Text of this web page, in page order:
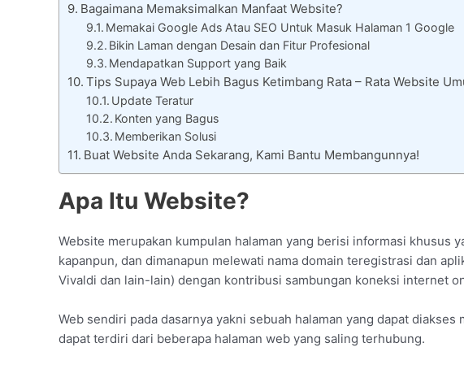
Bagaimana Memaksimalkan Manfaat Website?
Memakai Google Ads Atau SEO Untuk Masuk Halaman 1 Google
Bikin Laman dengan Desain dan Fitur Profesional
Mendapatkan Support yang Baik
Tips Supaya Web Lebih Bagus Ketimbang Rata – Rata Website
Update Teratur
Konten yang Bagus
Memberikan Solusi
Buat Website Anda Sekarang, Kami Bantu Membangunnya!
Apa Itu Website?
Website merupakan kumpulan halaman yang berisi informasi khusus
kapanpun, dan dimanapun melewati nama domain teregistrasi dan
Vivaldi dan lain-lain) dengan kontribusi sambungan koneksi internet
Web sendiri pada dasarnya yakni sebuah halaman yang dapat
dapat terdiri dari beberapa halaman web yang saling terhubung.